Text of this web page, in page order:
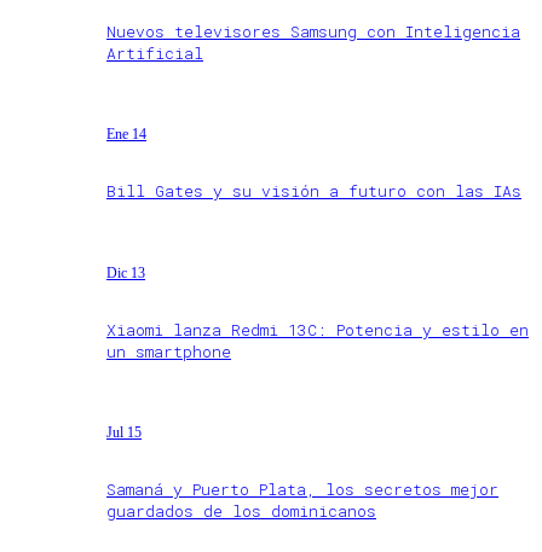
Nuevos televisores Samsung con Inteligencia
Artificial
Ene 14
Bill Gates y su visión a futuro con las IAs
Dic 13
Xiaomi lanza Redmi 13C: Potencia y estilo en
un smartphone
Jul 15
Samaná y Puerto Plata, los secretos mejor
guardados de los dominicanos